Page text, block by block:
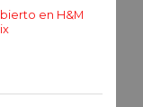
en H&M